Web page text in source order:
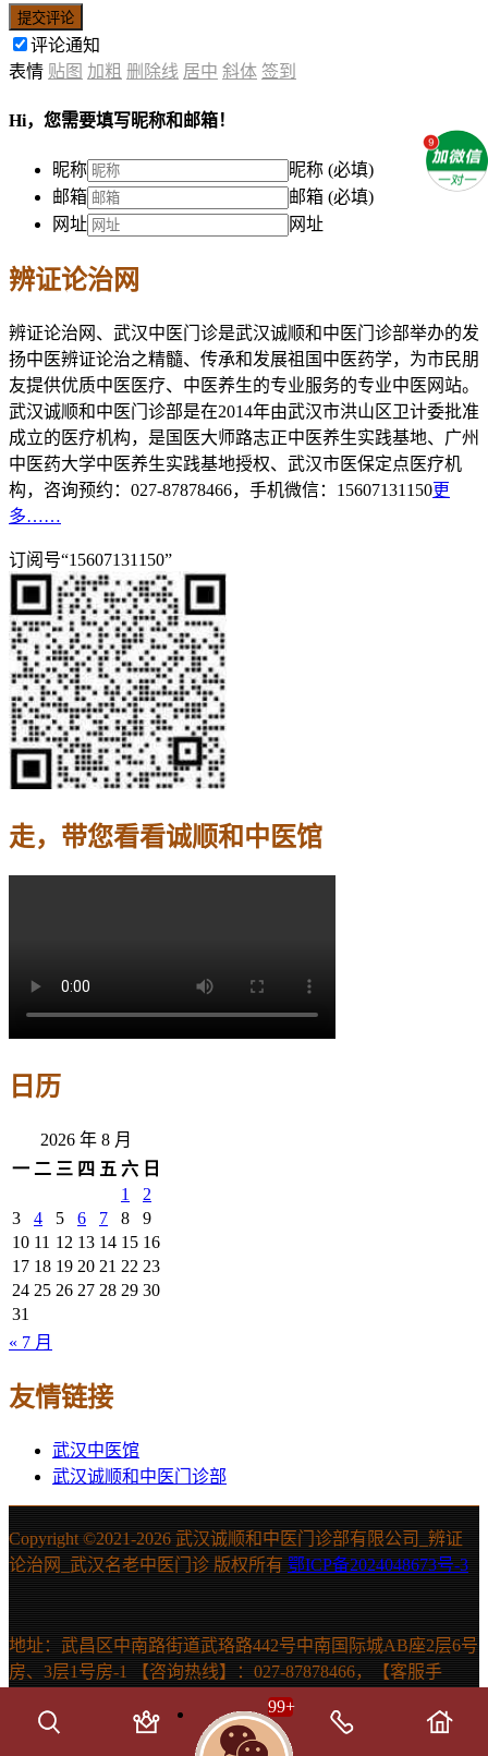
提交评论
评论通知
表情 贴图 加粗 删除线 居中 斜体 签到
Hi，您需要填写昵称和邮箱！
昵称
昵称 (必填)
邮箱
邮箱 (必填)
网址
网址
辨证论治网
辨证论治网、武汉中医门诊是武汉诚顺和中医门诊部举办的发
扬中医辨证论治之精髓、传承和发展祖国中医药学，为市民朋
友提供优质中医医疗、中医养生的专业服务的专业中医网站。
武汉诚顺和中医门诊部是在2014年由武汉市洪山区卫计委批准
成立的医疗机构，是国医大师路志正中医养生实践基地、广州
中医药大学中医养生实践基地授权、武汉市医保定点医疗机
构，咨询预约：027-87878466，手机微信：15607131150更
多……
订阅号“15607131150”
走，带您看看诚顺和中医馆
日历
2026 年 8 月
一 二 三 四 五 六 日
1
2
3
4 5 6 7 8
9
10 11 12 13 14 15 16
17 18 19 20 21 22 23
24 25 26 27 28 29 30
31
« 7 月
友情链接
武汉中医馆
武汉诚顺和中医门诊部
Copyright ©2021-2026 武汉诚顺和中医门诊部有限公司_辨证
论治网_武汉名老中医门诊 版权所有 鄂ICP备2024048673号-3
地址：武昌区中南路街道武珞路442号中南国际城AB座2层6号
房、3层1号房-1 【咨询热线】：027-87878466，【客服手
机】：15607131150 声明：本站信息仅供参考，不能作为诊断
及医疗依据。如有需要，请在医生指导下使用。
99+